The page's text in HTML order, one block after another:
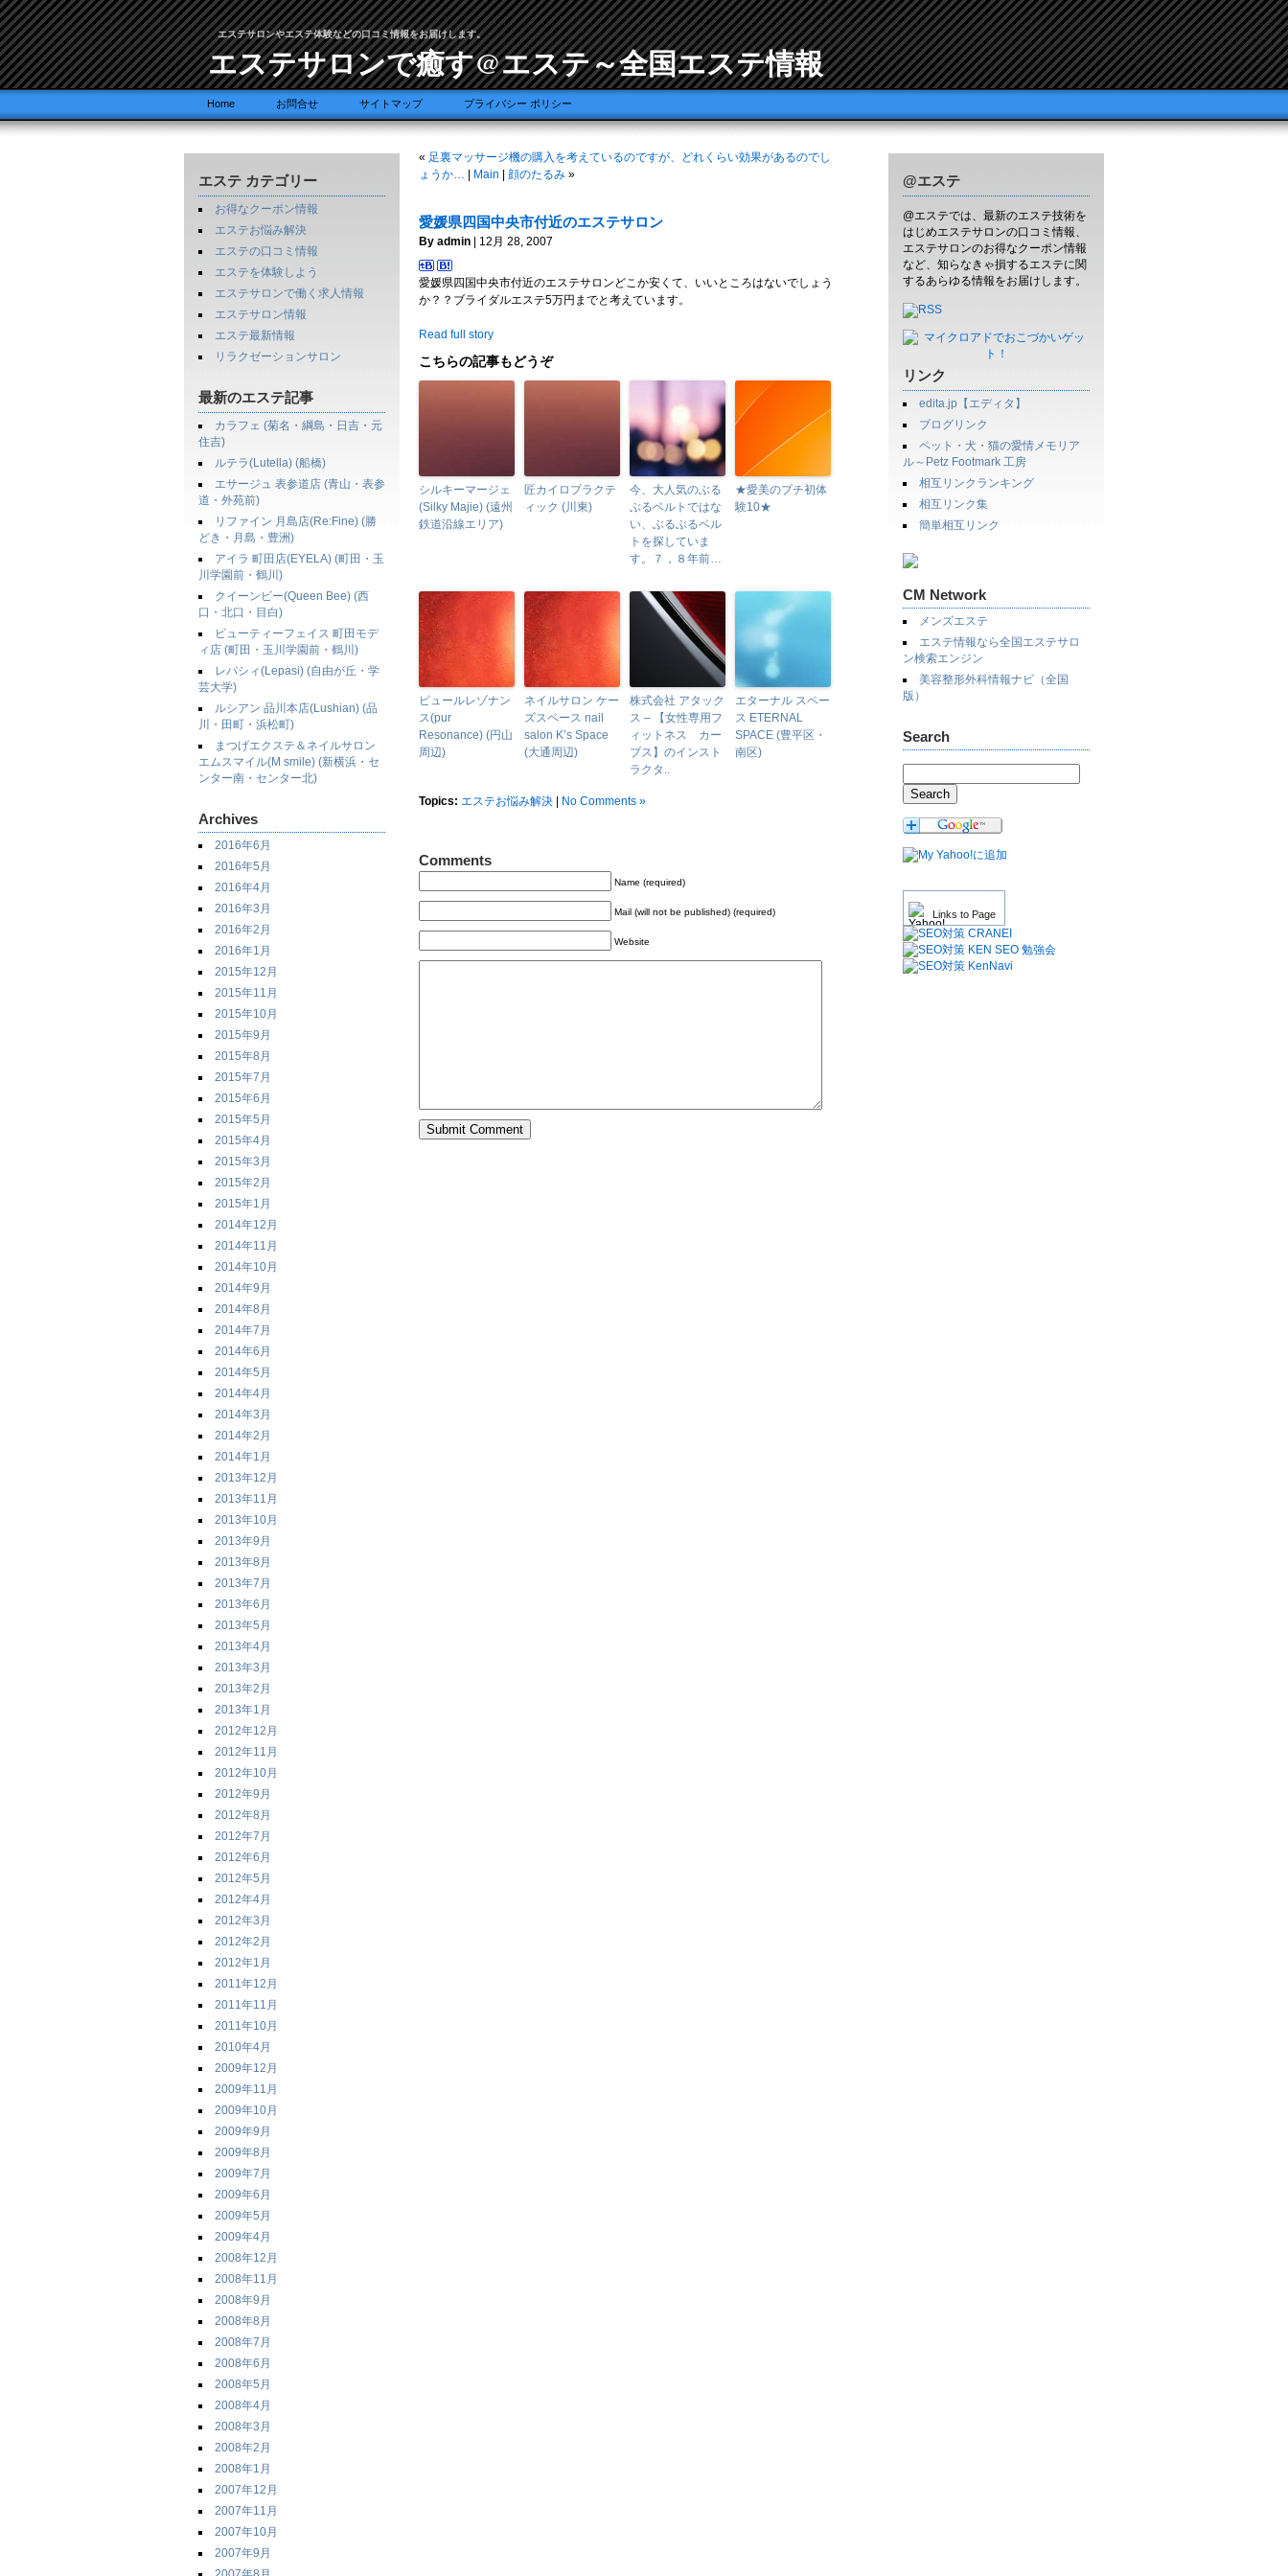
エステサロンやエステ体験などの口コミ情報をお届けします。
エステサロンで癒す@エステ～全国エステ情報
Home お問合せ サイトマップ プライバシー ポリシー
エステ カテゴリー
お得なクーポン情報
エステお悩み解決
エステの口コミ情報
エステを体験しよう
エステサロンで働く求人情報
エステサロン情報
エステ最新情報
リラクゼーションサロン
最新のエステ記事
カラフェ (菊名・綱島・日吉・元
住吉)
ルテラ(Lutella) (船橋)
エサージュ 表参道店 (青山・表参
道・外苑前)
リファイン 月島店(Re:Fine) (勝
どき・月島・豊洲)
アイラ 町田店(EYELA) (町田・玉
川学園前・鶴川)
クイーンビー(Queen Bee) (西
口・北口・目白)
ビューティーフェイス 町田モデ
ィ店 (町田・玉川学園前・鶴川)
レパシィ(Lepasi) (自由が丘・学
芸大学)
ルシアン 品川本店(Lushian) (品
川・田町・浜松町)
まつげエクステ＆ネイルサロン
エムスマイル(M smile) (新横浜・セ
ンター南・センター北)
Archives
2016年6月
2016年5月
2016年4月
2016年3月
2016年2月
2016年1月
2015年12月
2015年11月
2015年10月
2015年9月
2015年8月
2015年7月
2015年6月
2015年5月
2015年4月
2015年3月
2015年2月
2015年1月
2014年12月
2014年11月
2014年10月
2014年9月
2014年8月
2014年7月
2014年6月
2014年5月
2014年4月
2014年3月
2014年2月
2014年1月
2013年12月
2013年11月
2013年10月
2013年9月
2013年8月
2013年7月
2013年6月
2013年5月
2013年4月
2013年3月
2013年2月
2013年1月
2012年12月
2012年11月
2012年10月
2012年9月
2012年8月
2012年7月
2012年6月
2012年5月
2012年4月
2012年3月
2012年2月
2012年1月
2011年12月
2011年11月
2011年10月
2010年4月
2009年12月
2009年11月
2009年10月
2009年9月
2009年8月
2009年7月
2009年6月
2009年5月
2009年4月
2008年12月
2008年11月
2008年9月
2008年8月
2008年7月
2008年6月
2008年5月
2008年4月
2008年3月
2008年2月
2008年1月
2007年12月
2007年11月
2007年10月
2007年9月
@エステ
@エステでは、最新のエステ技術を
はじめエステサロンの口コミ情報、
エステサロンのお得なクーポン情報
など、知らなきゃ損するエステに関
するあらゆる情報をお届けします。
リンク
edita.jp【エディタ】
ブログリンク
ペット・犬・猫の愛情メモリア
ル～Petz Footmark 工房
相互リンクランキング
相互リンク集
簡単相互リンク
CM Network
メンズエステ
エステ情報なら全国エステサロ
ン検索エンジン
美容整形外科情報ナビ（全国
版）
Search
Links to Page
« 足裏マッサージ機の購入を考えているのですが、どれくらい効果があるのでし
ょうか…
Main 顔のたるみ »
愛媛県四国中央市付近のエステサロン
By admin | 12月 28, 2007
愛媛県四国中央市付近のエステサロンどこか安くて、いいところはないでしょう
か？？ブライダルエステ5万円までと考えています。
Read full story
こちらの記事もどうぞ
シルキーマージェ
(Silky Majie) (遠州
鉄道沿線エリア)
匠カイロプラクテ
ィック (川東)
今、大人気のぶる
ぶるベルトではな
い、ぶるぶるベル
トを探していま
す。７，８年前…
★愛美のプチ初体
験10★
ピュールレゾナン
ス(pur
Resonance) (円山
周辺)
ネイルサロン ケー
ズスペース nail
salon K’s Space
(大通周辺)
株式会社 アタック
ス – 【女性専用フ
ィットネス カー
ブス】のインスト
ラクタ..
エターナル スペー
ス ETERNAL
SPACE (豊平区・
南区)
Topics: エステお悩み解決 No Comments »
Comments
Name (required)
Mail (will not be published) (required)
Website